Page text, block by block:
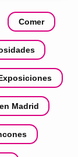
Comer
Madrid